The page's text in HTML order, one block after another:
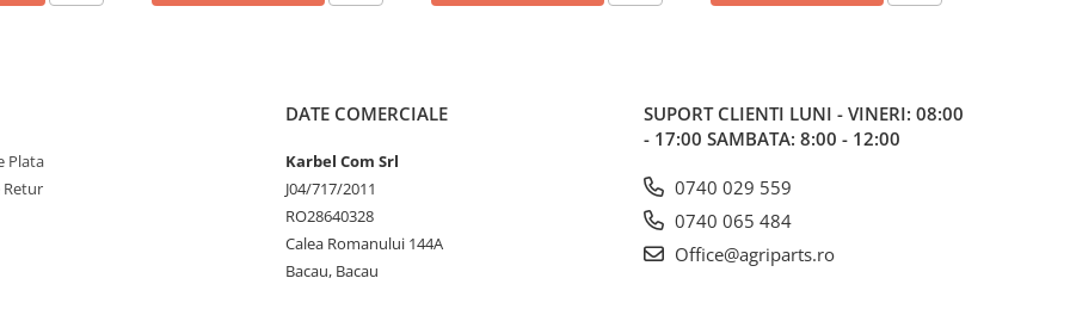
Plata
Retur
DATE COMERCIALE
Karbel Com Srl
J04/717/2011
RO28640328
Calea Romanului 144A
Bacau, Bacau
SUPORT CLIENTI LUNI - VINERI: 08:00
- 17:00 SAMBATA: 8:00 - 12:00
0740 029 559
0740 065 484
Office@agriparts.ro